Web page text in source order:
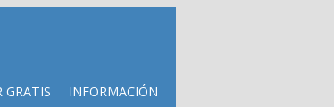
GRATIS INFORMACIÓN